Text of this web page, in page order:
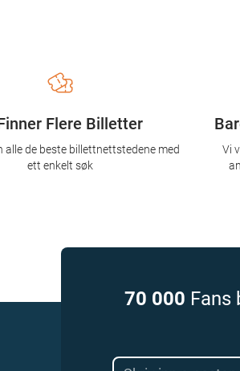
Vi
Flere Billetter
alle de beste billettnettstedene med
ett enkelt søk
70 000 Fans